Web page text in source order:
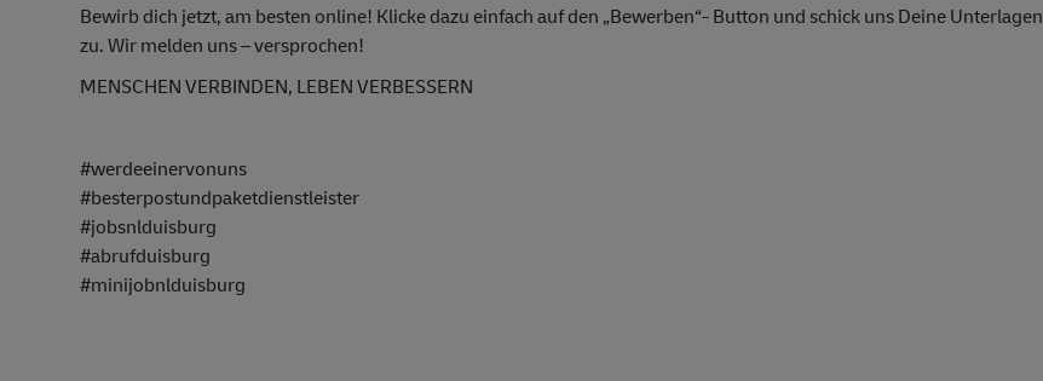
Bewirb dich jetzt, am besten online! Klicke dazu einfach auf den „Bewerben“- Button und schick uns Deine Unterlagen
zu. Wir melden uns – versprochen!
MENSCHEN VERBINDEN, LEBEN VERBESSERN
#werdeeinervonuns
#besterpostundpaketdienstleister
#jobsnlduisburg
#abrufduisburg
#minijobnlduisburg